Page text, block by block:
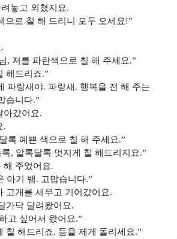
놓고 외쳤지요.
으로 칠 해 드리니 모두 오세요!”
.
, 저를 파란색으로 칠 해 주세요.”
해드리죠.”
파랑새야. 파랑새 . 행복을 전 해 주는
습니다.”
아갔어요.
.
록 예쁜 색으로 칠 해 주세요.”
록, 알록달록 멋지게 칠 해드리지요.”
해 주었어요.
아기 뱀. 고맙습니다.”
고개를 세우고 기어갔어요.
가닥 달려왔어요.
고 싶어서 왔어요.”
칠 해드리죠. 등을 제게 돌리세요.”